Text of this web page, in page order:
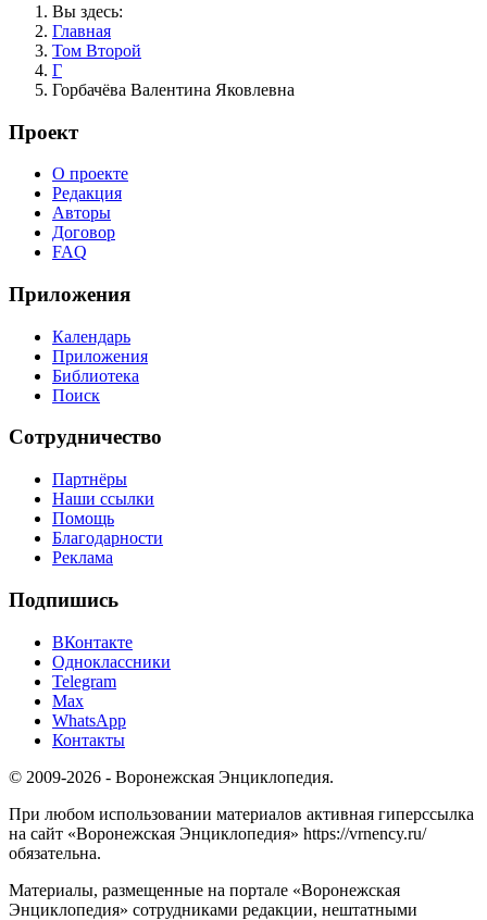
Вы здесь:
Главная
Том Второй
Г
Горбачёва Валентина Яковлевна
Проект
О проекте
Редакция
Авторы
Договор
FAQ
Приложения
Календарь
Приложения
Библиотека
Поиск
Сотрудничество
Партнёры
Наши ссылки
Помощь
Благодарности
Реклама
Подпишись
ВКонтакте
Одноклассники
Telegram
Max
WhatsApp
Контакты
© 2009-2026 - Воронежская Энциклопедия.
При любом использовании материалов активная гиперссылка
на сайт «Воронежская Энциклопедия» https://vrnency.ru/
обязательна.
Материалы, размещенные на портале «Воронежская
Энциклопедия» сотрудниками редакции, нештатными